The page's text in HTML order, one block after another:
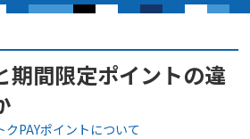
期間限定ポイントの違
クPAYポイントについて